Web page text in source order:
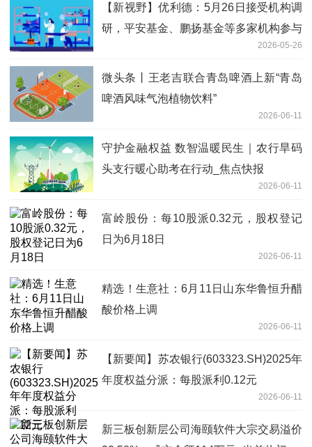
【新视野】优利德：5月26日接受机构调
研，平安基金、鹏扬基金等多家机构参与
2026-05-26
微头条丨王老吉联合青岛啤酒上新“青岛
啤酒风味气泡植物饮料”
2026-06-11
守护金融权益 数智温暖民生｜农行旱码
头支行暖心助考在行动_焦点快报
2026-06-11
富岭股份：每10股派0.32元，股权登记
日为6月18日
2026-06-11
精选！生意社：6月11日山东华鲁恒升醋
酸价格上调
2026-06-11
【新要闻】苏农银行(603323.SH)2025年
年度权益分派：每股派利0.12元
2026-06-11
新三板创新层公司海颐软件大宗交易溢价